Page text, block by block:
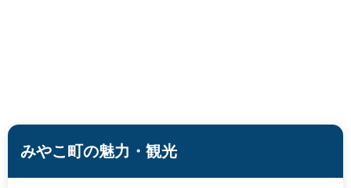
みやこ町の魅力・観光